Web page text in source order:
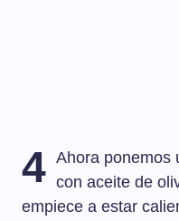
4 Ahora ponemos
con aceite de
empiece a estar